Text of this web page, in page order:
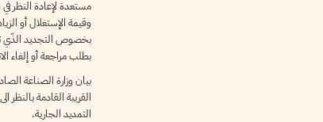
مستعدة لإعادة النظر
بطلب مراجعة أو إلغاء
التمديد الجارية.